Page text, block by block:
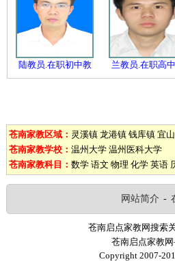
陆教员.在职初中教 兰教员.在职高
苍南家教区域： 灵溪镇 龙港镇 钱库镇 宜
苍南家教学校： 温州大学 温州医科大学
苍南家教科目： 数学 语文 物理 化学 英语
网站简介 -
苍南启点家教网搜索
苍南启点家教
Copyright 2007-